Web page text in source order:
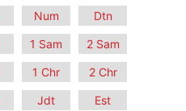
Num Dtn
1 Sam 2 Sam
1 Chr 2 Chr
Jdt Est